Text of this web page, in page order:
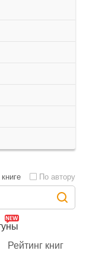
Рейтинг книг
По автору